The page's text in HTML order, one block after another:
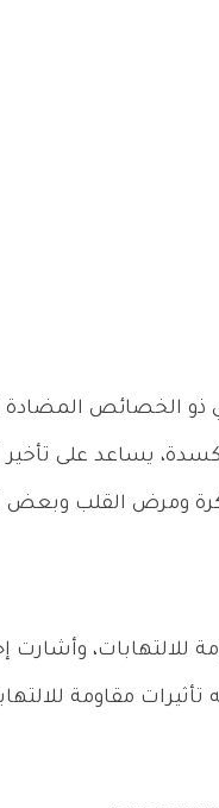
ذو الخصائص
يساعد على تأخير
ومرض القلب
للالتهابات، وأشارت
مقاومة